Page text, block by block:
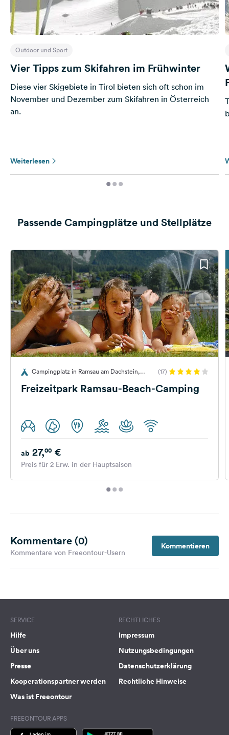
Outdoor und Sport
Vier Tipps zum Skifahren im Frühwinter
Diese vier Skigebiete in Tirol bieten sich oft schon im
November und Dezember zum Skifahren in Österreich
an.
Weiterlesen
Passende Campingplätze und Stellplätze
(17)
Freizeitpark Ramsau-Beach-Camping
ab 27,00 €
Preis für 2 Erw. in der Hauptsaison
Kommentare (0)
Kommentare von Freeontour-Usern
Kommentieren
SERVICE
Hilfe
Über uns
Presse
Kooperationspartner werden
Was ist Freeontour
RECHTLICHES
Impressum
Nutzungsbedingungen
Datenschutzerklärung
Rechtliche Hinweise
FREEONTOUR APPS